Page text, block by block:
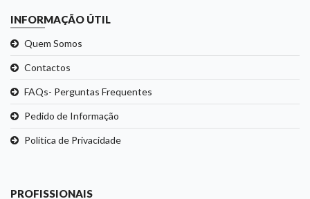
INFORMAÇÃO ÚTIL
Quem Somos
Contactos
FAQs- Perguntas Frequentes
Pedido de Informação
Politica de Privacidade
PROFISSIONAIS